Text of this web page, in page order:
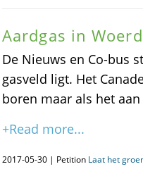
Aardgas in
De Nieuws en Co-bus
gasveld ligt. Het
boren maar als het
+Read more...
2017-05-30 | Petition Laat het